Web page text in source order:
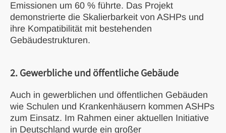
Emissionen um 60 % führte. Das Projekt
demonstrierte die Skalierbarkeit von ASHPs und
ihre Kompatibilität mit bestehenden
Gebäudestrukturen.
2. Gewerbliche und öffentliche Gebäude
Auch in gewerblichen und öffentlichen Gebäuden
wie Schulen und Krankenhäusern kommen ASHPs
zum Einsatz. Im Rahmen einer aktuellen Initiative
in Deutschland wurde ein großer